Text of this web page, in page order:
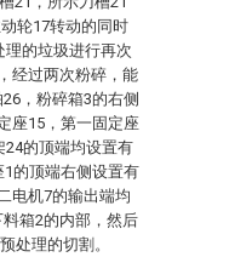
轮17转动的同时
的垃圾进行再次
经过两次粉碎，能
，粉碎箱3的右侧
座15，第一固定座
24的顶端均设置有
的顶端右侧设置有
电机7的输出端均
箱2的内部，然后
处理的切割。